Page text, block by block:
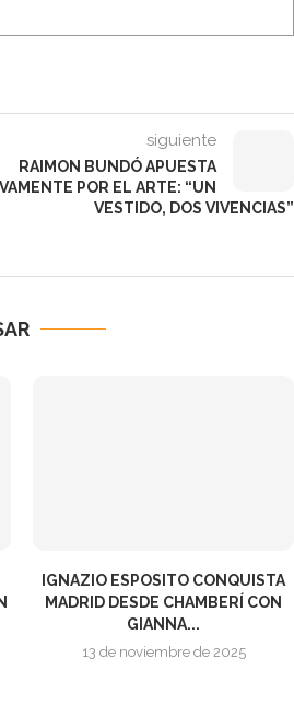
siguiente
RAIMON BUNDÓ APUESTA
POR EL ARTE: “UN
VESTIDO, DOS VIVENCIAS”
IGNAZIO ESPOSITO CONQUISTA
MADRID DESDE CHAMBERÍ CON
GIANNA...
13 de noviembre de 2025